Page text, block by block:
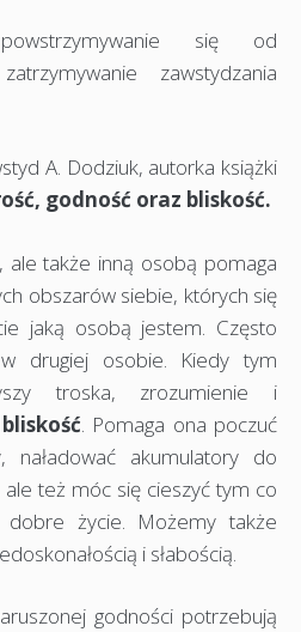
się od
zawstydzania
A. Dodziuk, autorka książki
godność oraz bliskość.
ale także inną osobą pomaga
obszarów siebie, których się
jaką osobą jestem. Często
drugiej osobie. Kiedy tym
troska, zrozumienie i
bliskość . Pomaga ona poczuć
akumulatory do
też móc się cieszyć tym co
życie. Możemy także
i słabością.
godności potrzebują